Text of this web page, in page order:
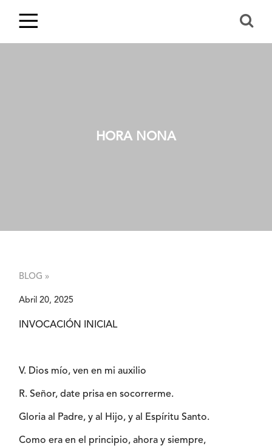
HORA NONA
BLOG »
Abril 20, 2025
INVOCACIÓN INICIAL
V. Dios mío, ven en mi auxilio
R. Señor, date prisa en socorrerme.
Gloria al Padre, y al Hijo, y al Espíritu Santo.
Como era en el principio, ahora y siempre,